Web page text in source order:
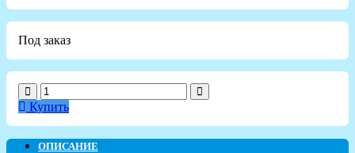
Под заказ
Купить
ОПИСАНИЕ